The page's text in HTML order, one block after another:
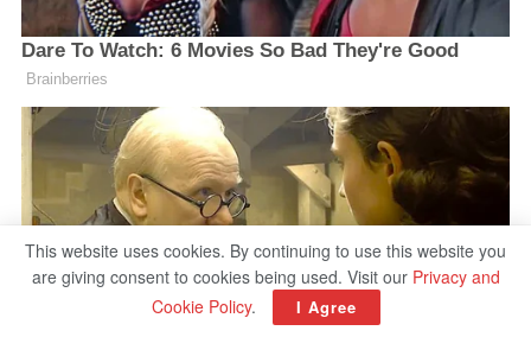
This website uses cookies. By continuing to use this website you
are giving consent to cookies being used. Visit our Privacy and
Cookie Policy. I Agree